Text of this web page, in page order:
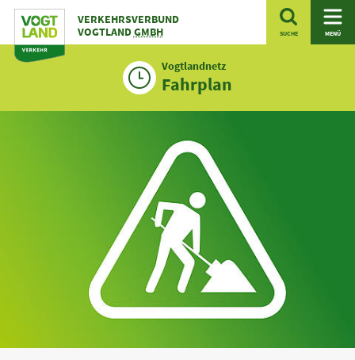
Zum
Inhalt
VERKEHRSVERBUND
VOGTLANDGMBH SUCHE MENÜ
Vogtlandnetz
Fahrplan